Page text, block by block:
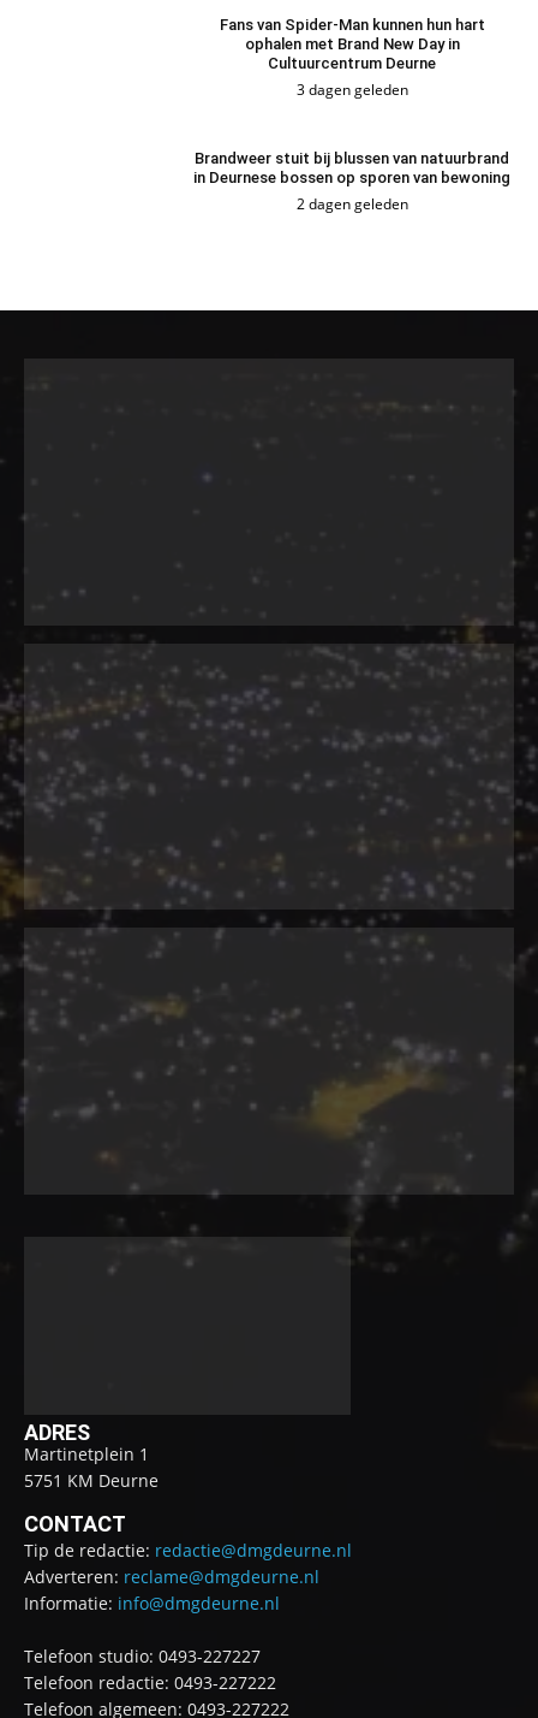
Fans van Spider-Man kunnen hun hart
ophalen met Brand New Day in
Cultuurcentrum Deurne
3 dagen geleden
Brandweer stuit bij blussen van natuurbrand
in Deurnese bossen op sporen van bewoning
2 dagen geleden
ADRES
Martinetplein 1
5751 KM Deurne
CONTACT
Tip de redactie: redactie@dmgdeurne.nl
Adverteren: reclame@dmgdeurne.nl
Informatie: info@dmgdeurne.nl
Telefoon studio: 0493-227227
Telefoon redactie: 0493-227222
Telefoon algemeen: 0493-227222